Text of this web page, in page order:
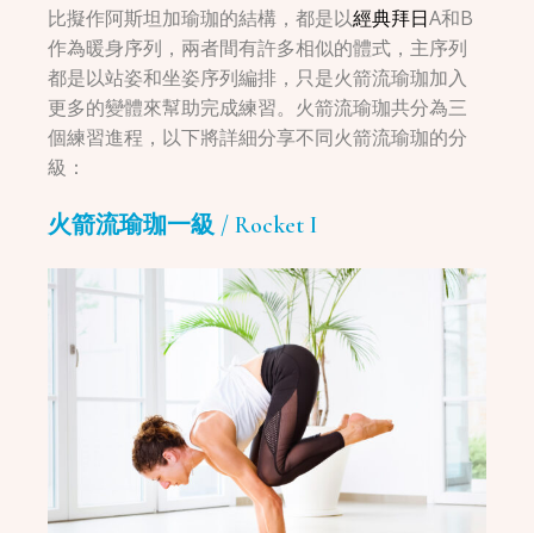
比擬作阿斯坦加瑜珈的結構，都是以經典拜日A和B
作為暖身序列，兩者間有許多相似的體式，主序列
都是以站姿和坐姿序列編排，只是火箭流瑜珈加入
更多的變體來幫助完成練習。火箭流瑜珈共分為三
個練習進程，以下將詳細分享不同火箭流瑜珈的分
級：
火箭流瑜珈一級 / Rocket I